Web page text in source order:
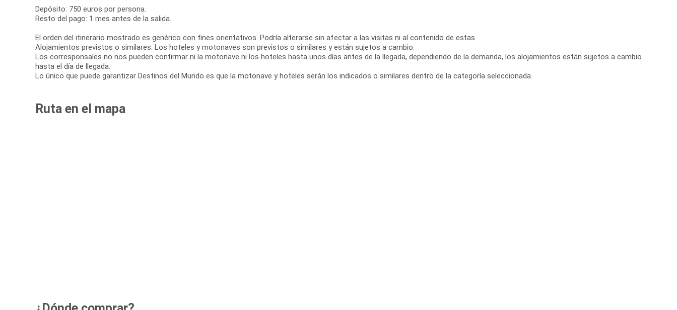
Depósito: 750 euros por persona.
Resto del pago: 1 mes antes de la salida.
El orden del itinerario mostrado es genérico con fines orientativos. Podría alterarse sin afectar a las visitas ni al contenido de estas.
Alojamientos previstos o similares. Los hoteles y motonaves son previstos o similares y están sujetos a cambio.
Los corresponsales no nos pueden confirmar ni la motonave ni los hoteles hasta unos días antes de la llegada, dependiendo de la demanda, los alojamientos están sujetos a cambio
hasta el día de llegada.
Lo único que puede garantizar Destinos del Mundo es que la motonave y hoteles serán los indicados o similares dentro de la categoría seleccionada.
Ruta en el mapa